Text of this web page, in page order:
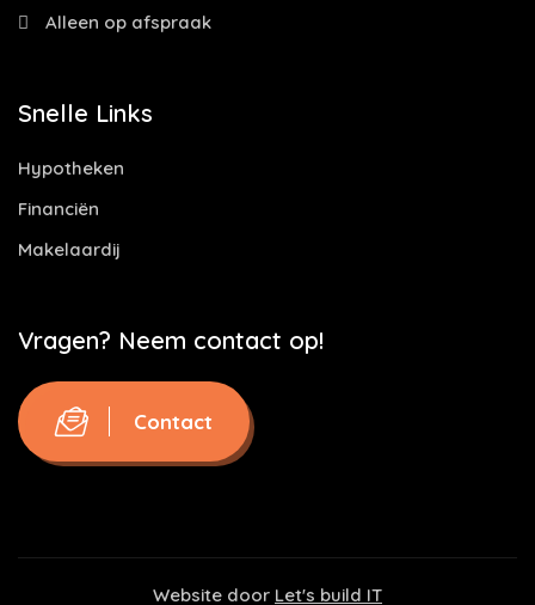
Alleen op afspraak
Snelle Links
Hypotheken
Financiën
Makelaardij
Vragen? Neem contact op!
Contact
Website door Let's build IT